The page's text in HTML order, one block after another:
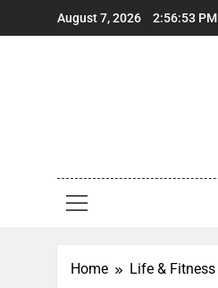
August 7, 2026 2:56:54 PM
Home Life & Fitness